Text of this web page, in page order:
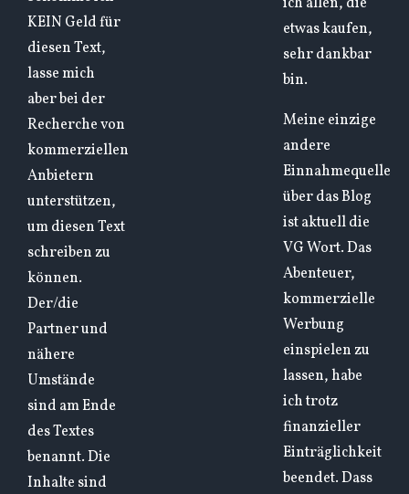
KEIN Geld für
diesen Text,
lasse mich
aber bei der
Recherche von
kommerziellen
Anbietern
unterstützen,
um diesen Text
schreiben zu
können.
Der/die
Partner und
nähere
Umstände
sind am Ende
des Textes
benannt. Die
Inhalte sind
etwas kaufen,
sehr dankbar
bin.
Meine einzige
andere
Einnahmequelle
über das Blog
ist aktuell die
VG Wort. Das
Abenteuer,
kommerzielle
Werbung
einspielen zu
lassen, habe
ich trotz
finanzieller
Einträglichkeit
beendet. Dass